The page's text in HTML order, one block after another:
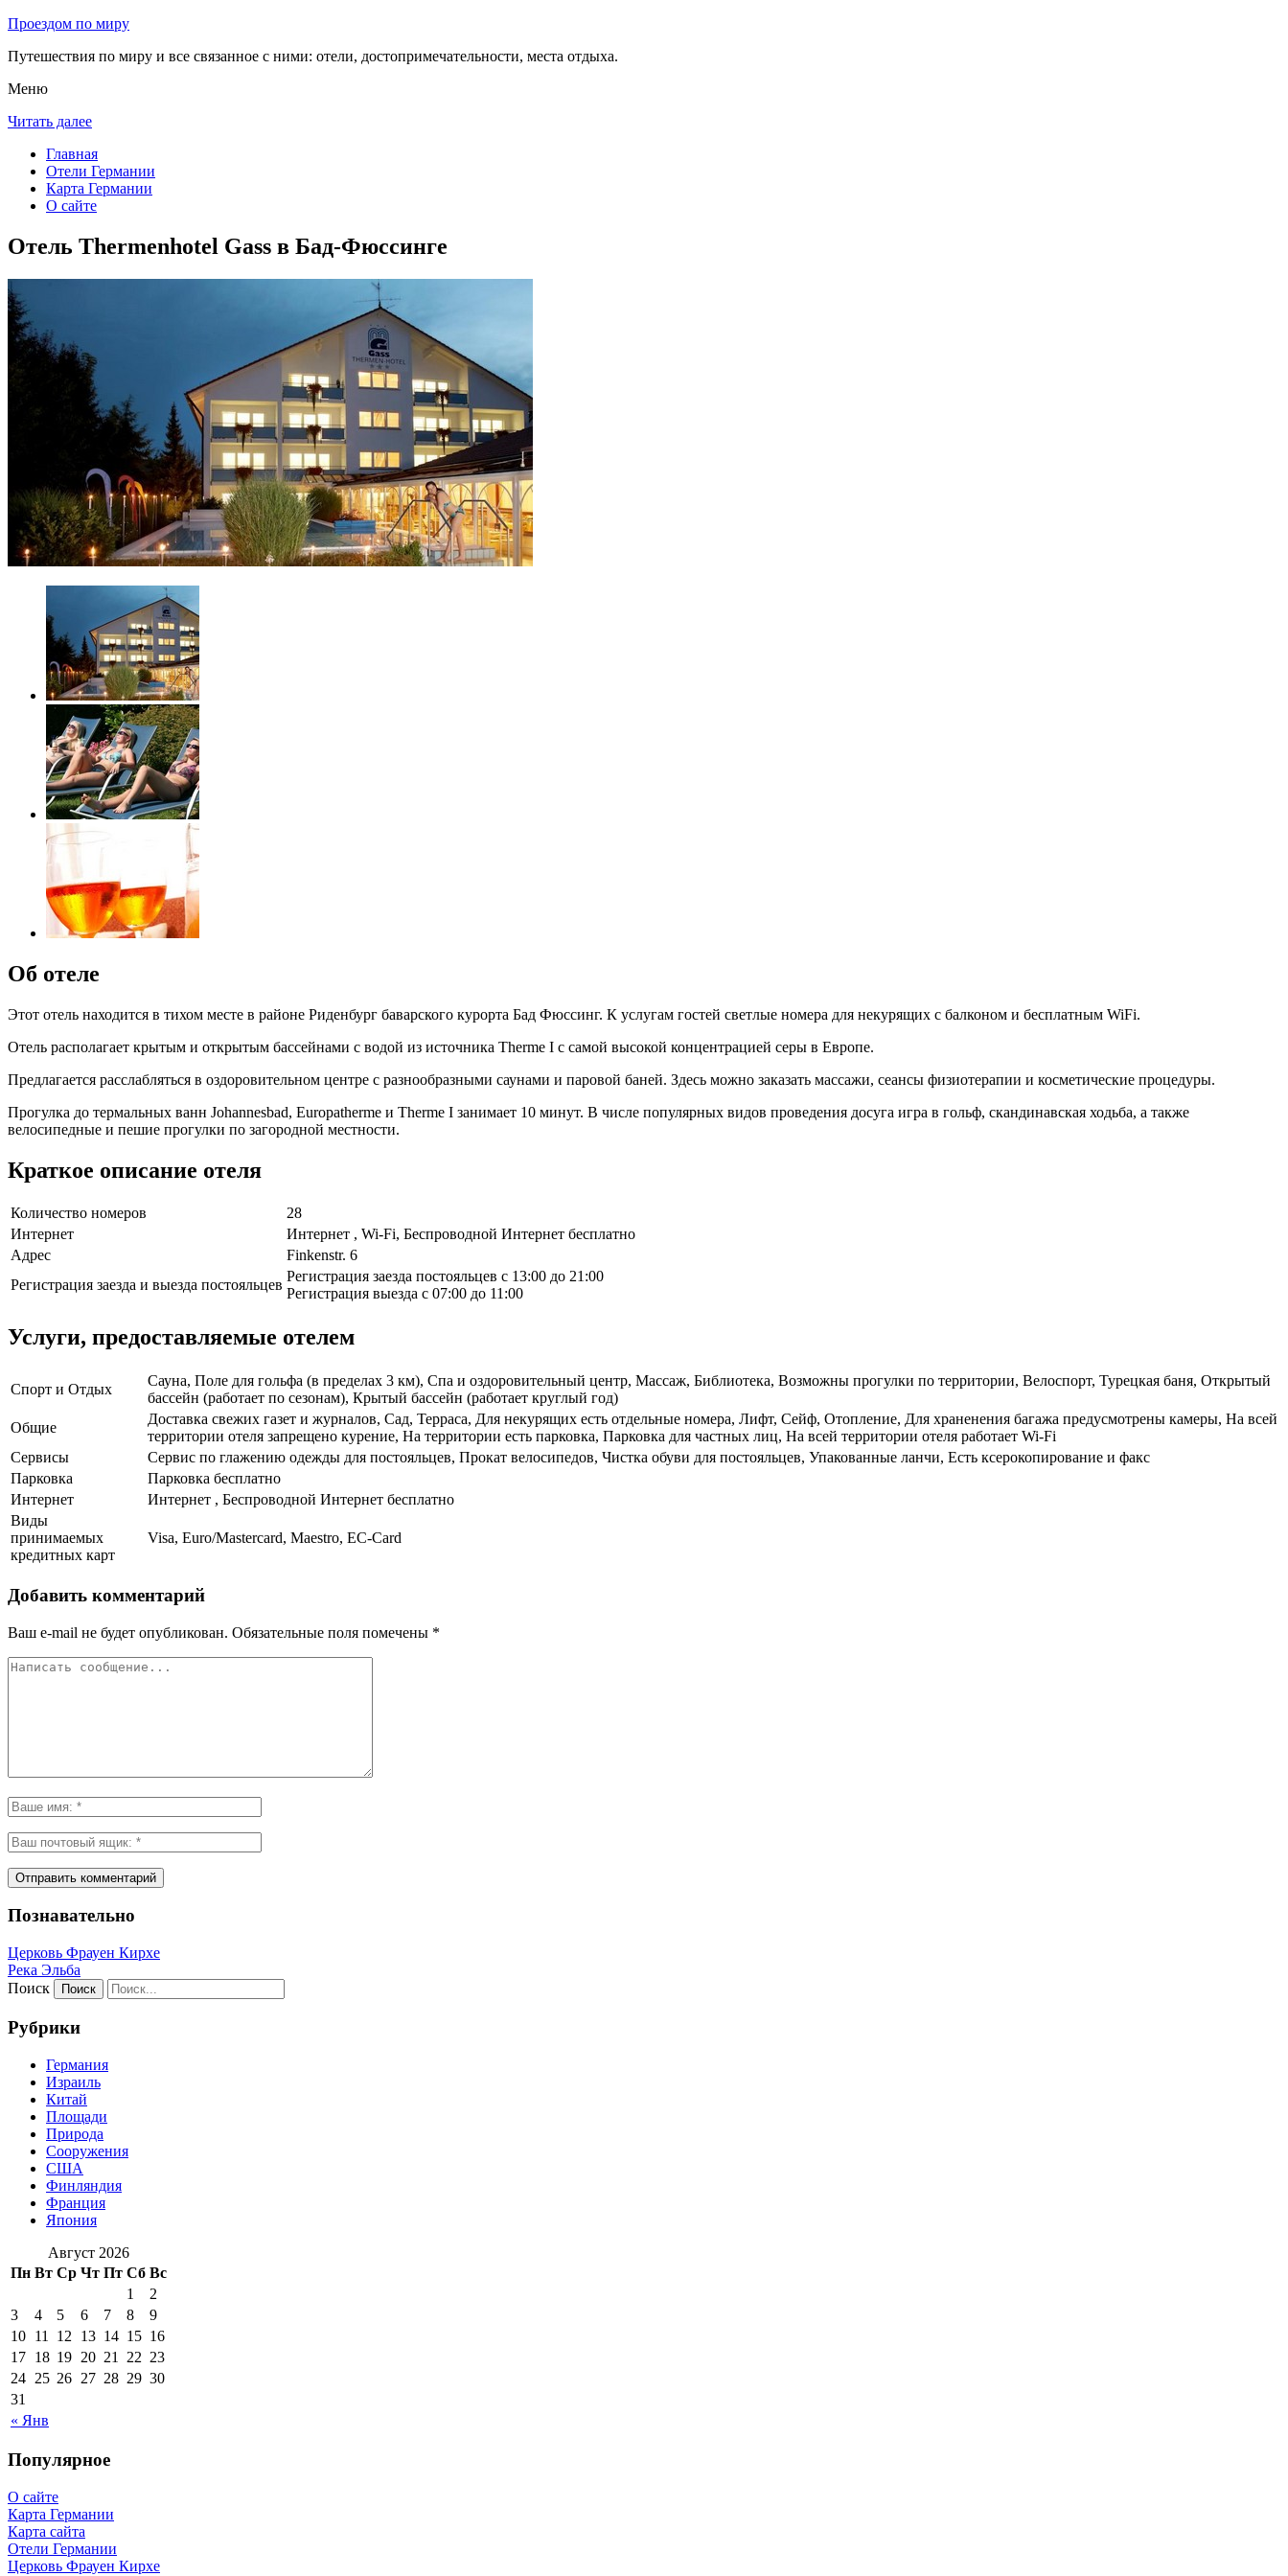
Проездом по миру
Путешествия по миру и все связанное с ними: отели, достопримечательности, места отдыха.
Меню
Читать далее
Главная
Отели Германии
Карта Германии
О сайте
Отель Thermenhotel Gass в Бад-Фюссинге
Об отеле
Этот отель находится в тихом месте в районе Риденбург баварского курорта Бад Фюссинг. К услугам гостей светлые номера для некурящих с балконом и бесплатным WiFi.
Отель располагает крытым и открытым бассейнами с водой из источника Therme I с самой высокой концентрацией серы в Европе.
Предлагается расслабляться в оздоровительном центре с разнообразными саунами и паровой баней. Здесь можно заказать массажи, сеансы физиотерапии и косметические процедуры.
Прогулка до термальных ванн Johannesbad, Europatherme и Therme I занимает 10 минут. В числе популярных видов проведения досуга игра в гольф, скандинавская ходьба, а также
велосипедные и пешие прогулки по загородной местности.
Краткое описание отеля
Количество номеров
28
Интернет
Интернет , Wi-Fi, Беспроводной Интернет бесплатно
Адрес
Finkenstr. 6
Регистрация заезда и выезда постояльцев
Регистрация заезда постояльцев с 13:00 до 21:00
Регистрация выезда с 07:00 до 11:00
Услуги, предоставляемые отелем
Спорт и Отдых
Сауна, Поле для гольфа (в пределах 3 км), Спа и оздоровительный центр, Массаж, Библиотека, Возможны прогулки по территории, Велоспорт, Турецкая баня, Открытый
бассейн (работает по сезонам), Крытый бассейн (работает круглый год)
Общие
Доставка свежих газет и журналов, Сад, Терраса, Для некурящих есть отдельные номера, Лифт, Сейф, Отопление, Для храненения багажа предусмотрены камеры, На всей
территории отеля запрещено курение, На территории есть парковка, Парковка для частных лиц, На всей территории отеля работает Wi-Fi
Сервисы
Сервис по глажению одежды для постояльцев, Прокат велосипедов, Чистка обуви для постояльцев, Упакованные ланчи, Есть ксерокопирование и факс
Парковка
Парковка бесплатно
Интернет
Интернет , Беспроводной Интернет бесплатно
Виды
принимаемых
кредитных карт
Visa, Euro/Mastercard, Maestro, EC-Card
Добавить комментарий
Ваш e-mail не будет опубликован. Обязательные поля помечены *
Познавательно
Церковь Фрауен Кирхе
Река Эльба
Поиск
Рубрики
Германия
Израиль
Китай
Площади
Природа
Сооружения
США
Финляндия
Франция
Япония
Август 2026
Пн Вт Ср Чт Пт Сб Вс
« Янв
1
2
3
4 5 6 7 8
9
10 11 12 13 14 15 16
17 18 19 20 21 22 23
24 25 26 27 28 29 30
31
Популярное
О сайте
Карта Германии
Карта сайта
Отели Германии
Церковь Фрауен Кирхе